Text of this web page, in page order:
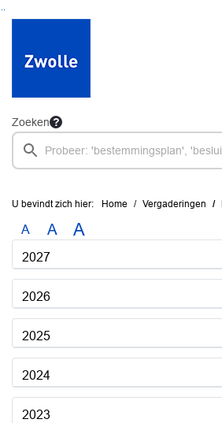
Ga naar de inhoud van deze pagina
Ga naar het zoeken
Ga naar het menu
Zoeken
U bevindt zich hier: Home Vergaderingen
A A A
2027
2026
2025
2024
2023